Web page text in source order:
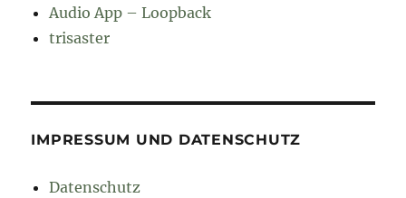
Audio App – Loopback
trisaster
IMPRESSUM UND DATENSCHUTZ
Datenschutz